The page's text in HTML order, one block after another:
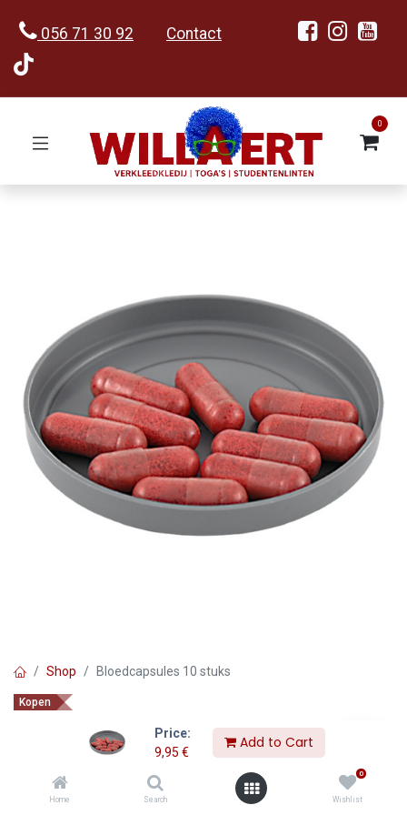
Price:
9,95 €
Add to Cart
Home Search
0
Wishlist
056 71 30 92 Contact
0
Shop Bloedcapsules 10 stuks
Kopen
Bloedcapsules 10 stuks